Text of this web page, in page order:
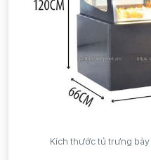
Kích thước tủ trưng